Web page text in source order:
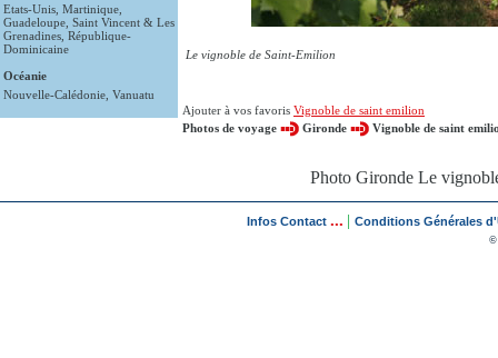
Etats-Unis Martinique
Guadeloupe Saint Vincent & Les
Grenadines République-
Dominicaine
Océanie
Nouvelle-Calédonie Vanuatu
Le vignoble de Saint-Emilion
Ajouter à vos favoris Vignoble de saint emilion
Photos de voyage
Gironde Vignoble de saint
Photo Gironde Le
Infos Contact ... Conditions Générales
©